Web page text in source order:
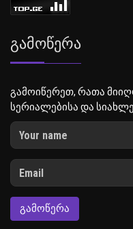
Გამოწერა
გამოიწერეთ, რათა
სერიალებისა და
ᲒᲐᲛᲝᲬᲔᲠᲐ